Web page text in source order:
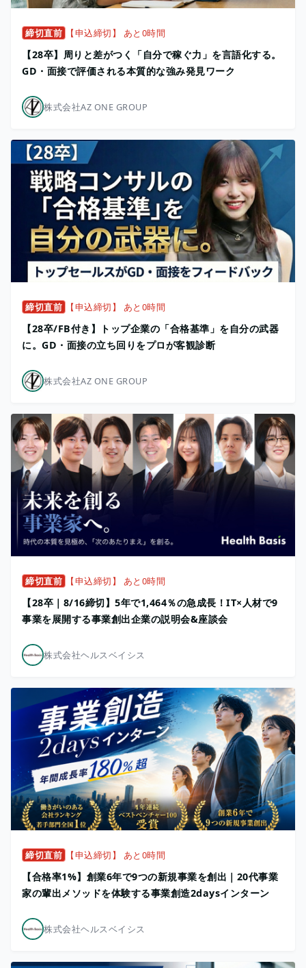
締切直前 【申込締切】 あと0時間
【28卒】周りと差がつく「自分で稼ぐ力」を言語化する。
GD・面接で評価される本質的な強み発見ワーク
株式会社AZ ONE GROUP
締切直前 【申込締切】 あと0時間
【28卒/FB付き】トップ企業の「合格基準」を自分の武器
に。GD・面接の立ち回りをプロが客観診断
株式会社AZ ONE GROUP
締切直前 【申込締切】 あと0時間
【28卒｜8/16締切】5年で1,464％の急成長！IT×人材で9
事業を展開する事業創出企業の説明会&座談会
株式会社ヘルスベイシス
締切直前 【申込締切】 あと0時間
【合格率1%】創業6年で9つの新規事業を創出｜20代事業
家の輩出メソッドを体験する事業創造2daysインターン
株式会社ヘルスベイシス